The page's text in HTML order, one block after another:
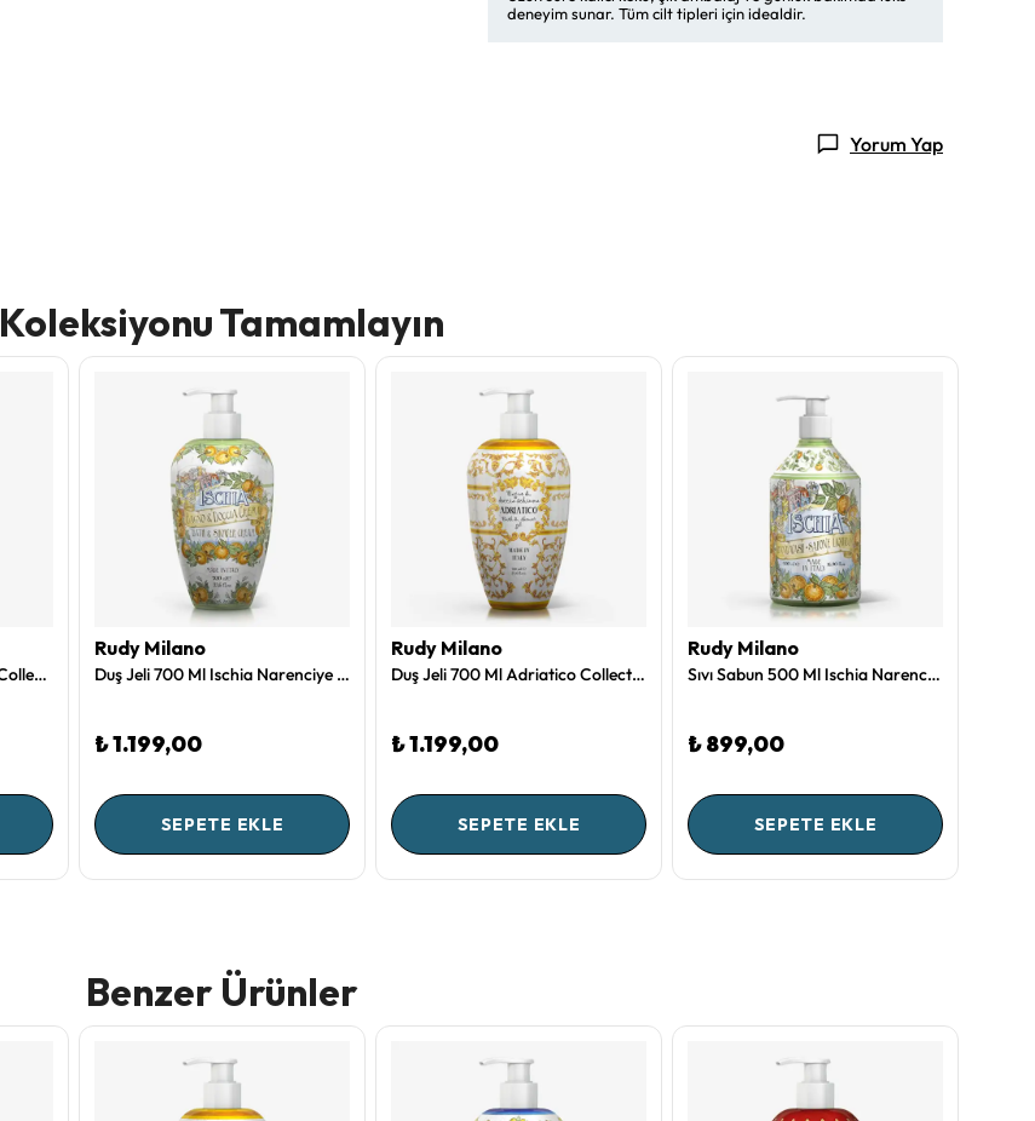
deneyim sunar. Tüm cilt tipleri için idealdir.
Yorum Yap
Koleksiyonu Tamamlayın
Duş Jeli 700 Ml Pantelleria Collection by Rudy Milano
Rudy Milano
Duş Jeli 700 Ml Ischia Narenciye Bahçesi Collection by Rudy Milano
₺ 1.199,00
SEPETE EKLE
Rudy Milano
Duş Jeli 700 Ml Adriatico Collection by Rudy Milano
₺ 1.199,00
SEPETE EKLE
Rudy Milano
Sıvı Sabun 500 Ml Ischia Narenciye Bahçesi Collection by Rudy Milano
₺ 899,00
SEPETE EKLE
Benzer Ürünler